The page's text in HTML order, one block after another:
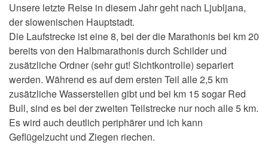
Unsere letzte Reise in diesem Jahr geht nach Ljubljana,
der slowenischen Hauptstadt.
Die Laufstrecke ist eine 8, bei der die Marathonis bei km 20
bereits von den Halbmarathonis durch Schilder und
zusätzliche Ordner (sehr gut! Sichtkontrolle) separiert
werden. Während es auf dem ersten Teil alle 2,5 km
zusätzliche Wasserstellen gibt und bei km 15 sogar Red
Bull, sind es bei der zweiten Teilstrecke nur noch alle 5 km.
Es wird auch deutlich periphärer und ich kann
Geflügelzucht und Ziegen riechen.